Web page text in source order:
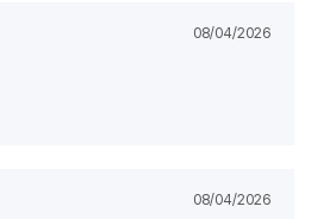
08/04/2026
08/04/2026